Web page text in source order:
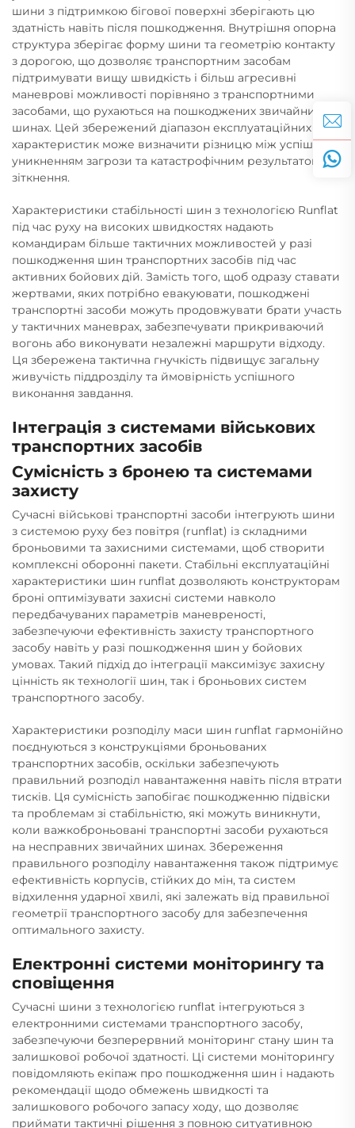
шини з підтримкою бігової поверхні зберігають цю
здатність навіть після пошкодження. Внутрішня опорна
структура зберігає форму шини та геометрію контакту
з дорогою, що дозволяє транспортним засобам
підтримувати вищу швидкість і більш агресивні
маневрові можливості порівняно з транспортними
засобами, що рухаються на пошкоджених звичайних
шинах. Цей збережений діапазон експлуатаційних
характеристик може визначити різницю між успішним
уникненням загрози та катастрофічним результатом
зіткнення.
Характеристики стабільності шин з технологією Runflat
під час руху на високих швидкостях надають
командирам більше тактичних можливостей у разі
пошкодження шин транспортних засобів під час
активних бойових дій. Замість того, щоб одразу ставати
жертвами, яких потрібно евакуювати, пошкоджені
транспортні засоби можуть продовжувати брати участь
у тактичних маневрах, забезпечувати прикриваючий
вогонь або виконувати незалежні маршрути відходу.
Ця збережена тактична гнучкість підвищує загальну
живучість піддрозділу та ймовірність успішного
виконання завдання.
Інтеграція з системами військових
транспортних засобів
Сумісність з бронею та системами
захисту
Сучасні військові транспортні засоби інтегрують шини
з системою руху без повітря (runflat) із складними
броньовими та захисними системами, щоб створити
комплексні оборонні пакети. Стабільні експлуатаційні
характеристики шин runflat дозволяють конструкторам
броні оптимізувати захисні системи навколо
передбачуваних параметрів маневреності,
забезпечуючи ефективність захисту транспортного
засобу навіть у разі пошкодження шин у бойових
умовах. Такий підхід до інтеграції максимізує захисну
цінність як технології шин, так і броньових систем
транспортного засобу.
Характеристики розподілу маси шин runflat гармонійно
поєднуються з конструкціями броньованих
транспортних засобів, оскільки забезпечують
правильний розподіл навантаження навіть після втрати
тисків. Ця сумісність запобігає пошкодженню підвіски
та проблемам зі стабільністю, які можуть виникнути,
коли важкоброньовані транспортні засоби рухаються
на несправних звичайних шинах. Збереження
правильного розподілу навантаження також підтримує
ефективність корпусів, стійких до мін, та систем
відхилення ударної хвилі, які залежать від правильної
геометрії транспортного засобу для забезпечення
оптимального захисту.
Електронні системи моніторингу та
сповіщення
Сучасні шини з технологією runflat інтегруються з
електронними системами транспортного засобу,
забезпечуючи безперервний моніторинг стану шин та
залишкової робочої здатності. Ці системи моніторингу
повідомляють екіпаж про пошкодження шин і надають
рекомендації щодо обмежень швидкості та
залишкового робочого запасу ходу, що дозволяє
приймати тактичні рішення з повною ситуативною